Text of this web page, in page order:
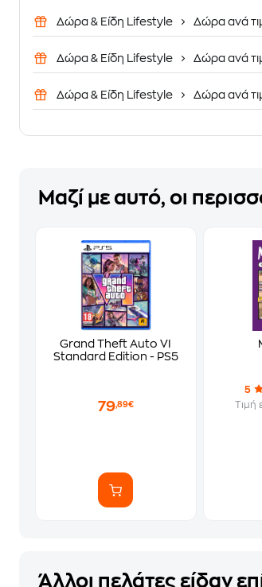
Δώρα & Είδη Lifestyle Δώρα ανά
Δώρα & Είδη Lifestyle Δώρα ανά
Δώρα & Είδη Lifestyle Δώρα ανά
Μαζί με αυτό, οι
Grand Theft Auto VI
Standard Edition - PS5
79,89€
5
Τιμή
Άλλοι πελάτες είδαν